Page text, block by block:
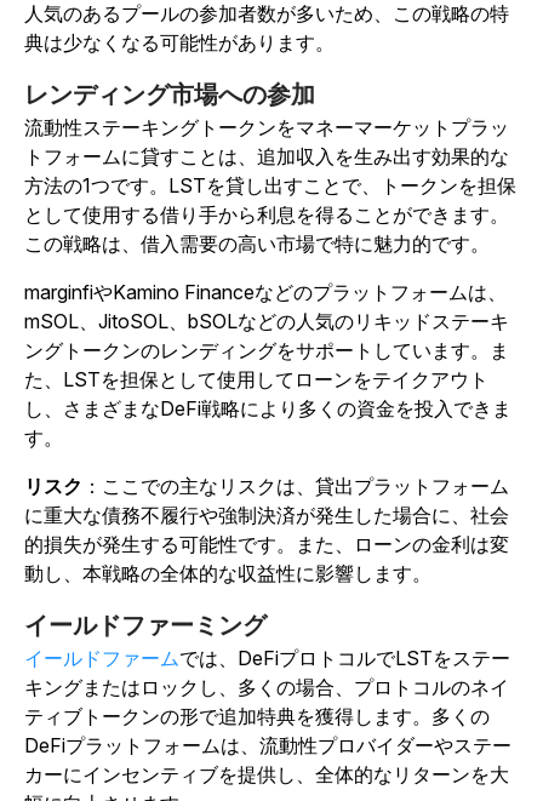
人気のあるプールの参加者数が多いため、この戦略の特
典は少なくなる可能性があります。
レンディング市場への参加
流動性ステーキングトークンをマネーマーケットプラッ
トフォームに貸すことは、追加収入を生み出す効果的な
方法の1つです。LSTを貸し出すことで、トークンを担保
として使用する借り手から利息を得ることができます。
この戦略は、借入需要の高い市場で特に魅力的です。
marginfiやKamino Financeなどのプラットフォームは、
mSOL、JitoSOL、bSOLなどの人気のリキッドステーキ
ングトークンのレンディングをサポートしています。ま
た、LSTを担保として使用してローンをテイクアウト
し、さまざまなDeFi戦略により多くの資金を投入できま
す。
リスク ：ここでの主なリスクは、貸出プラットフォーム
に重大な債務不履行や強制決済が発生した場合に、社会
的損失が発生する可能性です。また、ローンの金利は変
動し、本戦略の全体的な収益性に影響します。
イールドファーミング
イールドファームでは、DeFiプロトコルでLSTをステー
キングまたはロックし、多くの場合、プロトコルのネイ
ティブトークンの形で追加特典を獲得します。多くの
DeFiプラットフォームは、流動性プロバイダーやステー
カーにインセンティブを提供し、全体的なリターンを大